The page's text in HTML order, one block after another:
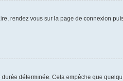
rendez vous sur la page de connexion
déterminée. Cela empêche que